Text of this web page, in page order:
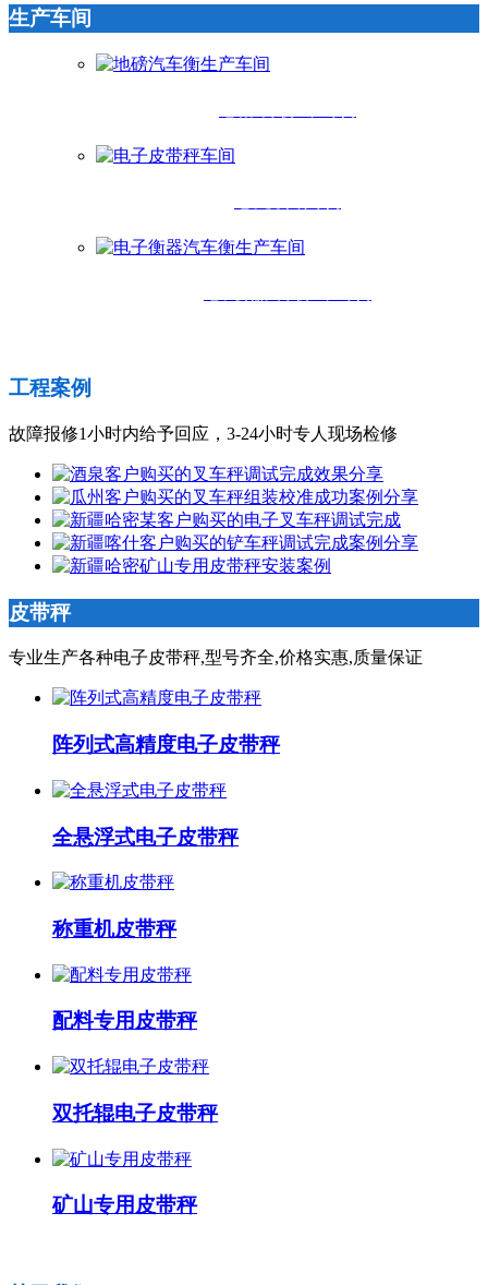
生产车间
工程案例
故障报修1小时内给予回应，3-24小时专人现场检修
皮带秤
专业生产各种电子皮带秤,型号齐全,价格实惠,质量保证
阵列式高精度电子皮带秤
全悬浮式电子皮带秤
称重机皮带秤
配料专用皮带秤
双托辊电子皮带秤
矿山专用皮带秤